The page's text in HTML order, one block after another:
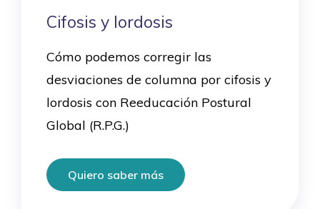
Cifosis y lordosis
Cómo podemos corregir las
desviaciones de columna por cifosis y
lordosis con Reeducación Postural
Global (R.P.G.)
Quiero saber más